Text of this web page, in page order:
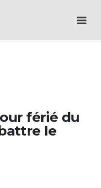
férié du
le